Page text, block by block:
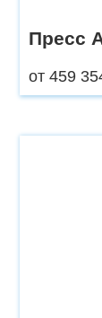
Пресс
от 459